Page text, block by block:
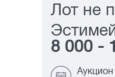
Лот не
8 000 -